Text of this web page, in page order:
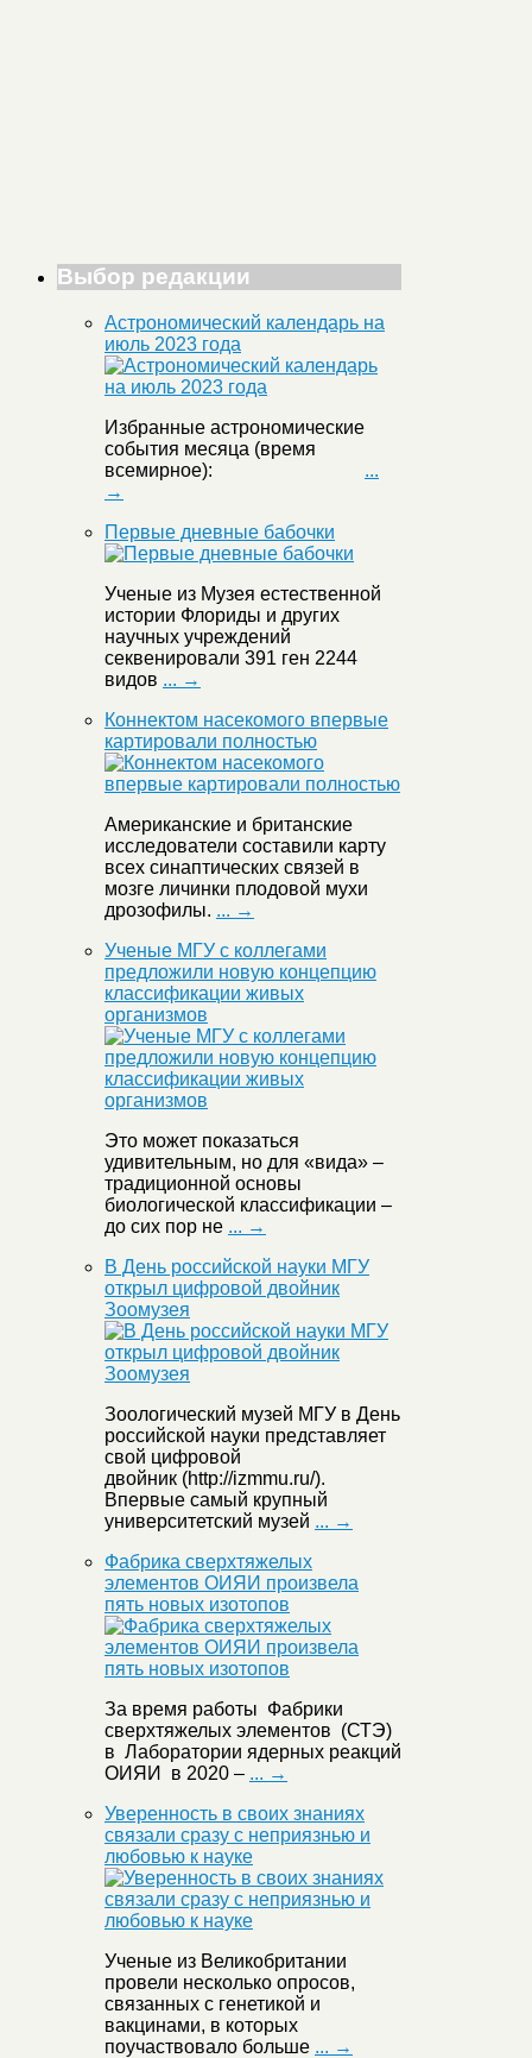
Выбор редакции
Астрономический календарь на
июль 2023 года
Избранные астрономические
события месяца (время
всемирное): ...
→
Первые дневные бабочки
Ученые из Музея естественной
истории Флориды и других
научных учреждений
секвенировали 391 ген 2244
видов ... →
Коннектом насекомого впервые
картировали полностью
Американские и британские
исследователи составили карту
всех синаптических связей в
мозге личинки плодовой мухи
дрозофилы. ... →
Ученые МГУ с коллегами
предложили новую концепцию
классификации живых
организмов
Это может показаться
удивительным, но для «вида» –
традиционной основы
биологической классификации –
до сих пор не ... →
В День российской науки МГУ
открыл цифровой двойник
Зоомузея
Зоологический музей МГУ в День
российской науки представляет
свой цифровой
двойник (http://izmmu.ru/).
Впервые самый крупный
университетский музей ... →
Фабрика сверхтяжелых
элементов ОИЯИ произвела
пять новых изотопов
За время работы Фабрики
сверхтяжелых элементов (СТЭ)
в Лаборатории ядерных реакций
ОИЯИ в 2020 – ... →
Уверенность в своих знаниях
связали сразу с неприязнью и
любовью к науке
Ученые из Великобритании
провели несколько опросов,
связанных с генетикой и
вакцинами, в которых
поучаствовало больше ... →